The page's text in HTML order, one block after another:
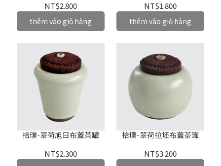
NT$2.800
thêm vào giỏ hàng
NT$1.800
thêm vào giỏ hàng
拾璞-翠荷旭日布蓋茶罐
NT$2.300
拾璞-翠荷拉坯布蓋茶罐
NT$3.200